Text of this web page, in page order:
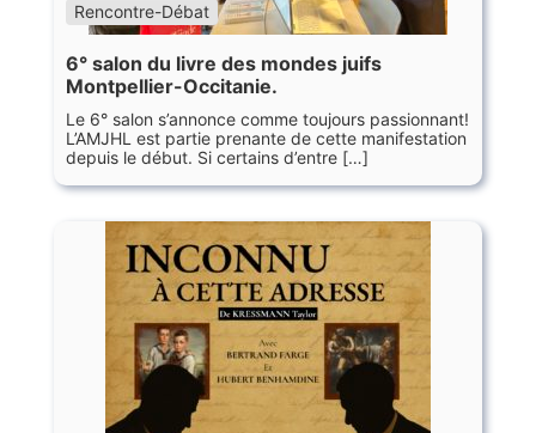
Rencontre-Débat
6° salon du livre des mondes juifs
Montpellier-Occitanie.
Le 6° salon s’annonce comme toujours passionnant!
L’AMJHL est partie prenante de cette manifestation
depuis le début. Si certains d’entre […]